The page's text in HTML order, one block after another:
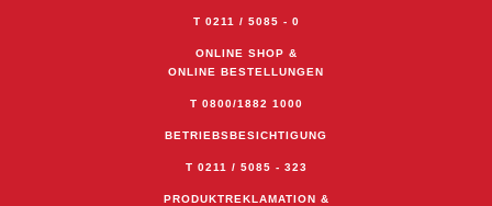
T 0211 / 5085 - 0
ONLINE SHOP &
ONLINE BESTELLUNGEN
T 0800/1882 1000
BETRIEBSBESICHTIGUNG
T 0211 / 5085 - 323
PRODUKTREKLAMATION &